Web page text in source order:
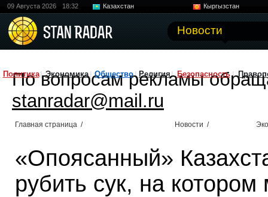
09 Августа 2026 18:32 Казахстан
Кыргызстан
Новости
Политика Экономика Общество Религия Безопасность
По вопросам рекламы
stanradar@mail.ru
Главная страница / Новости /
«Опоясанный»
рубить сук, на